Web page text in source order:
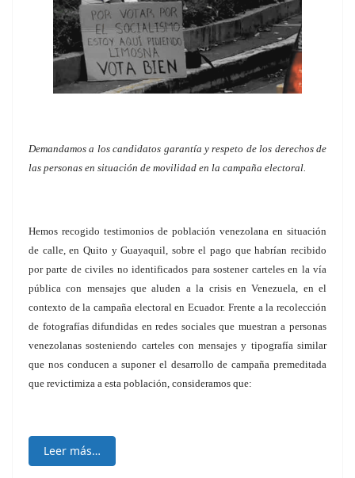
Demandamos a los candidatos garantía y respeto de los derechos de
las personas en situación de movilidad en la campaña electoral.
Hemos recogido testimonios de población venezolana en situación
de calle, en Quito y Guayaquil, sobre el pago que habrían recibido
por parte de civiles no identificados para sostener carteles en la vía
pública con mensajes que aluden a la crisis en Venezuela, en el
contexto de la campaña electoral en Ecuador. Frente a la recolección
de fotografías difundidas en redes sociales que muestran a personas
venezolanas sosteniendo carteles con mensajes y tipografía similar
que nos conducen a suponer el desarrollo de campaña premeditada
que revictimiza a esta población, consideramos que:
Leer más…